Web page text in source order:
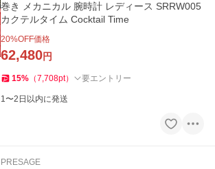
巻き メカニカル 腕時計 レディース SRRW005
カクテルタイム Cocktail Time
20%OFF価格
62,480円
15% （7,708pt） 要エントリー
1〜2日以内に発送
PRESAGE